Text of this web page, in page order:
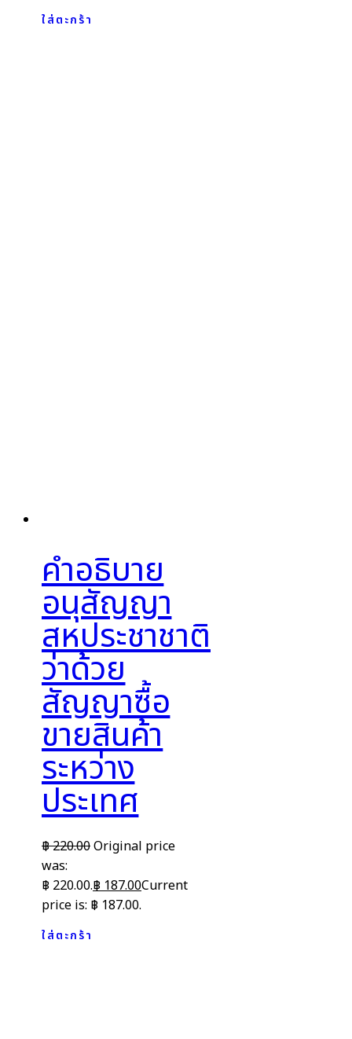
ใส่ตะกร้า
คำอธิบาย
อนุสัญญา
สหประชาชาติ
ว่าด้วย
สัญญาซื้อ
ขายสินค้า
ระหว่าง
ประเทศ
฿220.00Original price
was:
฿ 220.00.฿187.00Current
price is: ฿ 187.00.
ใส่ตะกร้า